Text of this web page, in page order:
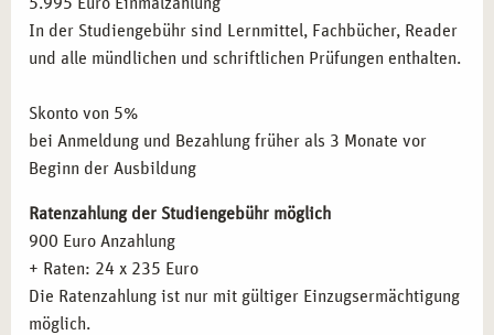
HAMBURG
Diese Ausbildung richtet sich an Menschen, die eine
therapeutischen Prozessen nutzen möchten. Besonders
geeignet ist die Weiterbildung für Fachkräfte aus den
Bereichen Sozialpädagogik, Heilpädagogik, Psychologie
Krisenintervention.
AUSBILDUNG IN HAMBURG
Fundamentals nach Bartenieﬀ
Kestenberg Bewegungsprofil
Körpertypologien nach Lowen
Getanzte Biografie
Der tanztherapeutische Prozess
Diagnostik, Falldarstellung und Dokumentation
Indikation und Kontraindikation
Therapieplanung und Behandlungskonzept
Widerstand und Übertragung
Therapeutische Haltung
Therapeutische Beziehung
In der Studiengebühr sind Lernmittel, Fachbücher, Reader
und alle mündlichen und schriftlichen Prüfungen enthalten.
Skonto von 5%
bei Anmeldung und Bezahlung früher als 3 Monate vor
Beginn der Ausbildung
Ratenzahlung der Studiengebühr möglich
900 Euro Anzahlung
+ Raten: 24 x 235 Euro
Die Ratenzahlung ist nur mit gültiger Einzugsermächtigung
möglich.